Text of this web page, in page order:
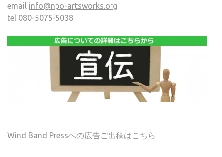
email info@npo-artsworks.org
tel 080-5075-5038
Wind Band Pressへの広告ご出稿はこちら